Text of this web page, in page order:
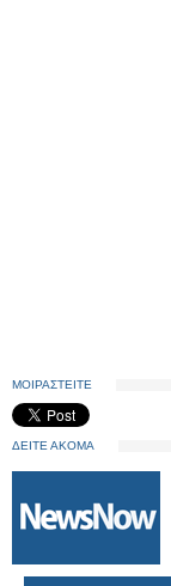
ΜΟΙΡΑΣΤΕΙΤΕ
ΔΕΙΤΕ ΑΚΟΜΑ